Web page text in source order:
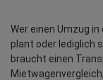
Wer einen Umzug
plant oder lediglich
braucht einen